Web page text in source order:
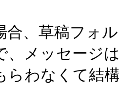
、草稿フォ
、メッセージ
らわなくて結